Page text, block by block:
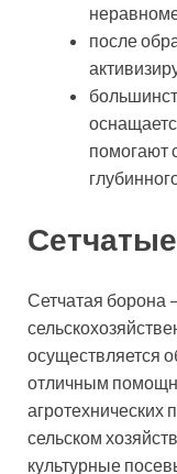
после
помогают
Сетчатая борона
осуществляется
отличным
сельском
культурные